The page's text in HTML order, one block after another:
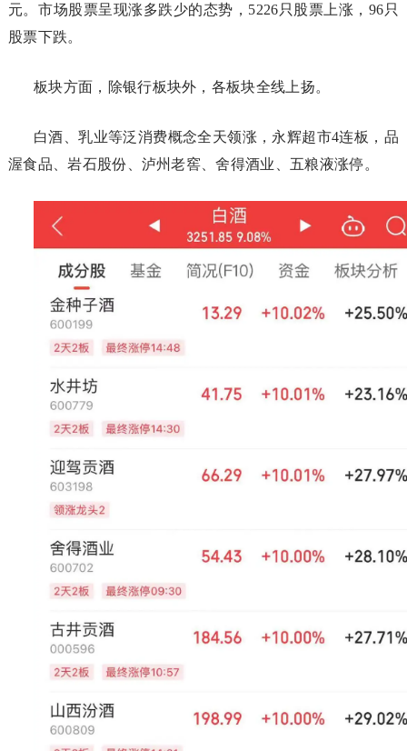
元。市场股票呈现涨多跌少的态势，5226只股票上涨，96只
股票下跌。
板块方面，除银行板块外，各板块全线上扬。
白酒、乳业等泛消费概念全天领涨，永辉超市4连板，品
渥食品、岩石股份、泸州老窖、舍得酒业、五粮液涨停。